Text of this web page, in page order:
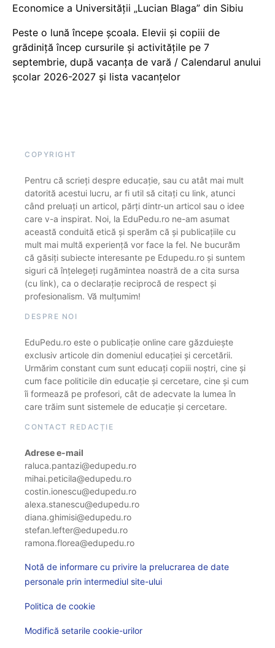
Economice a Universității „Lucian Blaga” din Sibiu
Peste o lună începe școala. Elevii și copiii de
grădiniță încep cursurile și activitățile pe 7
septembrie, după vacanța de vară / Calendarul anului
școlar 2026-2027 și lista vacanțelor
COPYRIGHT
Pentru că scrieți despre educație, sau cu atât mai mult
datorită acestui lucru, ar fi util să citați cu link, atunci
când preluați un articol, părți dintr-un articol sau o idee
care v-a inspirat. Noi, la EduPedu.ro ne-am asumat
această conduită etică și sperăm că și publicațiile cu
mult mai multă experiență vor face la fel. Ne bucurăm
că găsiți subiecte interesante pe Edupedu.ro și suntem
siguri că înțelegeți rugămintea noastră de a cita sursa
(cu link), ca o declarație reciprocă de respect și
profesionalism. Vă mulțumim!
DESPRE NOI
EduPedu.ro este o publicație online care găzduiește
exclusiv articole din domeniul educației și cercetării.
Urmărim constant cum sunt educați copiii noștri, cine și
cum face politicile din educație și cercetare, cine și cum
îi formează pe profesori, cât de adecvate la lumea în
care trăim sunt sistemele de educație și cercetare.
CONTACT REDACȚIE
Adrese e-mail
raluca.pantazi@edupedu.ro
mihai.peticila@edupedu.ro
costin.ionescu@edupedu.ro
alexa.stanescu@edupedu.ro
diana.ghimisi@edupedu.ro
stefan.lefter@edupedu.ro
ramona.florea@edupedu.ro
Notă de informare cu privire la prelucrarea de date
personale prin intermediul site-ului
Politica de cookie
Modifică setarile cookie-urilor